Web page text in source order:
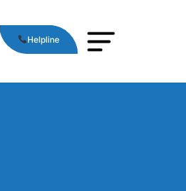
Helpline